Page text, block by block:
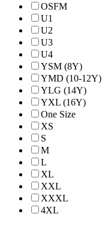
OSFM
U1
U2
U3
U4
YSM (8Y)
YMD (10-12Y)
YLG (14Y)
YXL (16Y)
One Size
XS
S
M
L
XL
XXL
XXXL
4XL